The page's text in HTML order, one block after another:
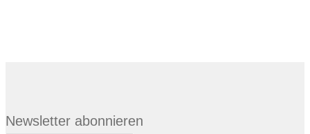
Newsletter abonnieren